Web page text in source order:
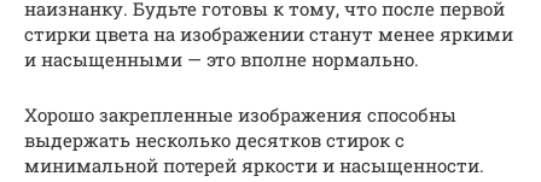
наизнанку. Будьте готовы к тому, что после первой
стирки цвета на изображении станут менее яркими
и насыщенными — это вполне нормально.
Хорошо закрепленные изображения способны
выдержать несколько десятков стирок с
минимальной потерей яркости и насыщенности.